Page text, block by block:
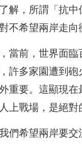
解，所謂「抗
不希望兩岸走向
當前，世界面
許多家園遭到
重要。這顯現
上戰場，是絕對
們希望兩岸要